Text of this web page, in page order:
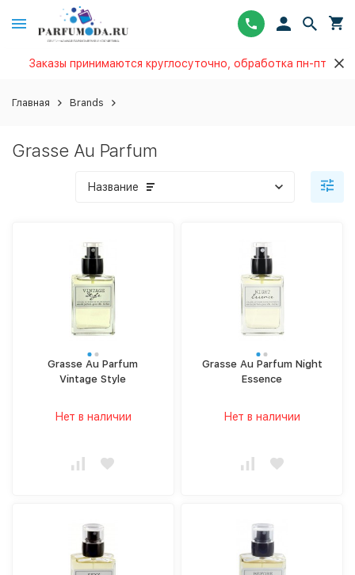
Заказы принимаются круглосуточно, обработка пн-пт
Главная Brands
Grasse Au Parfum
Название
Grasse Au Parfum
Vintage Style
Нет в наличии
Grasse Au Parfum Night
Essence
Нет в наличии